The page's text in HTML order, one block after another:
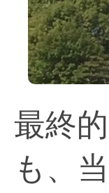
最終
も、